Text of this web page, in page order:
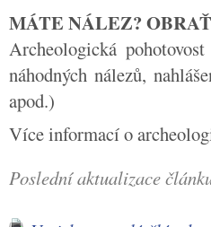
MÁTE NÁLEZ?
Archeologická
náhodných nálezů,
apod.)
Více informací o
Poslední aktualizace